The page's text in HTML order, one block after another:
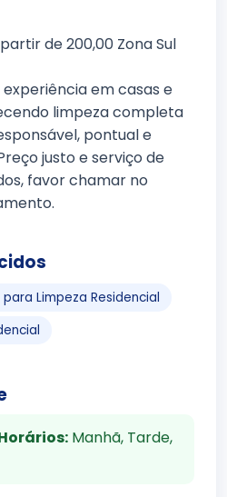
de 200,00 Zona Sul
em casas e
limpeza completa
pontual e
justo e serviço de
favor chamar no
Limpeza Residencial
Manhã, Tarde,